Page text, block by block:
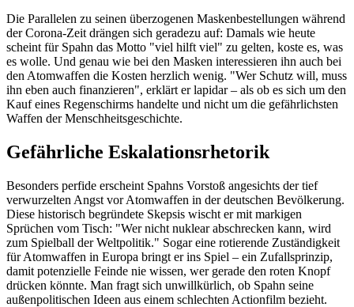
Die Parallelen zu seinen überzogenen Maskenbestellungen während
der Corona-Zeit drängen sich geradezu auf: Damals wie heute
scheint für Spahn das Motto "viel hilft viel" zu gelten, koste es, was
es wolle. Und genau wie bei den Masken interessieren ihn auch bei
den Atomwaffen die Kosten herzlich wenig. "Wer Schutz will, muss
ihn eben auch finanzieren", erklärt er lapidar – als ob es sich um den
Kauf eines Regenschirms handelte und nicht um die gefährlichsten
Waffen der Menschheitsgeschichte.
Gefährliche Eskalationsrhetorik
Besonders perfide erscheint Spahns Vorstoß angesichts der tief
verwurzelten Angst vor Atomwaffen in der deutschen Bevölkerung.
Diese historisch begründete Skepsis wischt er mit markigen
Sprüchen vom Tisch: "Wer nicht nuklear abschrecken kann, wird
zum Spielball der Weltpolitik." Sogar eine rotierende Zuständigkeit
für Atomwaffen in Europa bringt er ins Spiel – ein Zufallsprinzip,
damit potenzielle Feinde nie wissen, wer gerade den roten Knopf
drücken könnte. Man fragt sich unwillkürlich, ob Spahn seine
außenpolitischen Ideen aus einem schlechten Actionfilm bezieht.